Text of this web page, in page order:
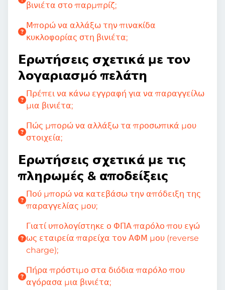
βινιέτα στο παρμπρίζ;
Μπορώ να αλλάξω την πινακίδα
κυκλοφορίας στη βινιέτα;
Ερωτήσεις σχετικά με τον
λογαριασμό πελάτη
Πρέπει να κάνω εγγραφή για να παραγγείλω
μια βινιέτα;
Πώς μπορώ να αλλάξω τα προσωπικά μου
στοιχεία;
Ερωτήσεις σχετικά με τις
πληρωμές & αποδείξεις
Πού μπορώ να κατεβάσω την απόδειξη της
παραγγελίας μου;
Γιατί υπολογίστηκε ο ΦΠΑ παρόλο που εγώ
ως εταιρεία παρείχα τον ΑΦΜ μου (reverse
charge);
Πήρα πρόστιμο στα διόδια παρόλο που
αγόρασα μια βινιέτα;